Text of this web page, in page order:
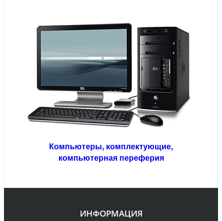
Компьютеры, комплектующие,
компьютерная переферия
ИНФОРМАЦИЯ